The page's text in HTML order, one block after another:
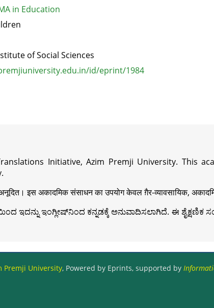
in Education
of Social Sciences
id/eprint/1984
Initiative, Azim Premji University. This
अनूदित। इस अकादमिक संसाधन का उपयोग केवल ग़ैर-व्यावसायिक,
ಇಂಗ್ಲೀಷ್‍ನಿಂದ ಕನ್ನಡಕ್ಕೆ ಅನುವಾದಿಸಲಾಗಿದೆ. ಈ ಶೈಕ್ಷಣಿಕ
Premji University, Powered by Eprints, supported by